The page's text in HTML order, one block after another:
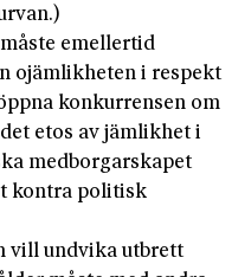
emellertid
ojämlikheten i respekt
konkurrensen om
etos av jämlikhet i
medborgarskapet
kontra politisk
vill undvika utbrett